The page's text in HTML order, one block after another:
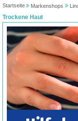
Startseite Markenshops
Trockene Haut